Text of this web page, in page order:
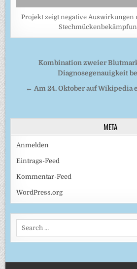
Projekt zeigt negative
Beitragsnavigation
Kombination zweier
Diagnosegenauigkeit
← Am 24. Oktober auf Wikipedia
META
Anmelden
Eintrags-Feed
Kommentar-Feed
WordPress.org